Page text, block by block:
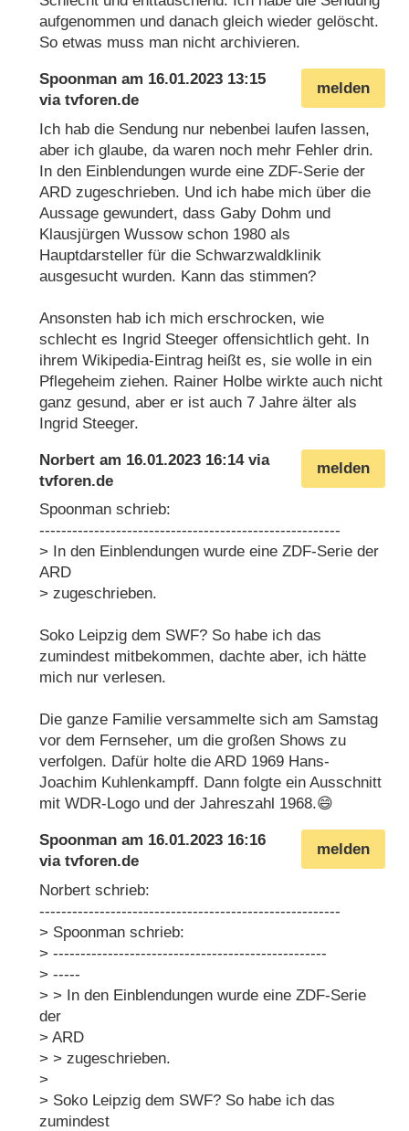
aufgenommen und danach gleich wieder gelöscht.
So etwas muss man nicht archivieren.
melden
Spoonman am 16.01.2023 13:15
viatvforen.de
Ich hab die Sendung nur nebenbei laufen lassen,
aber ich glaube, da waren noch mehr Fehler drin.
In den Einblendungen wurde eine ZDF-Serie der
ARD zugeschrieben. Und ich habe mich über die
Aussage gewundert, dass Gaby Dohm und
Klausjürgen Wussow schon 1980 als
Hauptdarsteller für die Schwarzwaldklinik
ausgesucht wurden. Kann das stimmen?
Ansonsten hab ich mich erschrocken, wie
schlecht es Ingrid Steeger offensichtlich geht. In
ihrem Wikipedia-Eintrag heißt es, sie wolle in ein
Pflegeheim ziehen. Rainer Holbe wirkte auch nicht
ganz gesund, aber er ist auch 7 Jahre älter als
Ingrid Steeger.
melden
Norbert am 16.01.2023 16:14via
tvforen.de
Spoonman schrieb:
-------------------------------------------------------
> In den Einblendungen wurde eine ZDF-Serie der
ARD
> zugeschrieben.
Soko Leipzig dem SWF? So habe ich das
zumindest mitbekommen, dachte aber, ich hätte
mich nur verlesen.
Die ganze Familie versammelte sich am Samstag
vor dem Fernseher, um die großen Shows zu
verfolgen. Dafür holte die ARD 1969 Hans-
Joachim Kuhlenkampff. Dann folgte ein Ausschnitt
mit WDR-Logo und der Jahreszahl 1968.😄
melden
Spoonman am 16.01.2023 16:16
viatvforen.de
Norbert schrieb:
-------------------------------------------------------
> Spoonman schrieb:
> --------------------------------------------------
> -----
> > In den Einblendungen wurde eine ZDF-Serie
der
> ARD
> > zugeschrieben.
>
> Soko Leipzig dem SWF? So habe ich das
zumindest